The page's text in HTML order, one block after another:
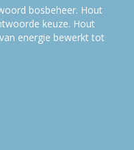
bosbeheer. Hout
keuze. Hout
energie bewerkt tot